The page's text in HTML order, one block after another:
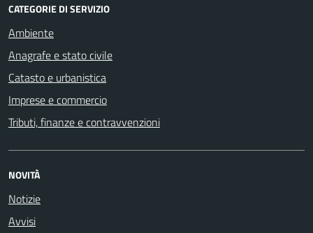
CATEGORIE DI SERVIZIO
Ambiente
Anagrafe e stato civile
Catasto e urbanistica
Imprese e commercio
Tributi, finanze e contravvenzioni
NOVITÀ
Notizie
Avvisi